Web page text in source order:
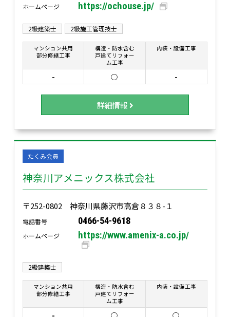
ホームページ https://ochouse.jp/
2級建築士 2級施工管理技士
マンション共用
部分修繕工事
構造・防水含む
戸建てリフォー
ム工事
内装・設備工事
- ○ -
詳細情報
神奈川アメニックス株式会社
たくみ会員
〒252-0802 神奈川県藤沢市高倉８３８-１
電話番号 0466-54-9618
ホームページ https://www.amenix-a.co.jp/
2級建築士
マンション共用
部分修繕工事
構造・防水含む
戸建てリフォー
ム工事
内装・設備工事
- ○ ○